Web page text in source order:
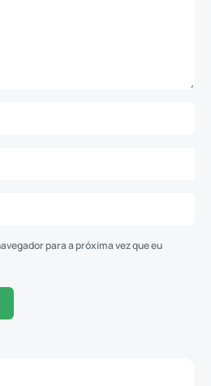
para a próxima vez que eu